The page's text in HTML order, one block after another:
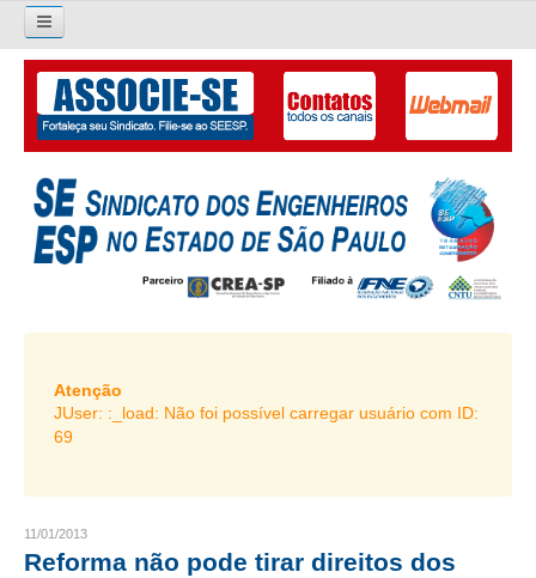
Pesquisar...
O SINDICATO
APRESENTAÇÃO
PALAVRA DO PRESIDENTE
DIRETORIA
LIVRO GESTÃO 2026-2029
SUBSEDES SINDICAIS
ORGANOGRAMA
Atenção
JUser: :_load: Não foi possível carregar usuário com ID:
69
11/01/2013
Reforma não pode tirar direitos dos